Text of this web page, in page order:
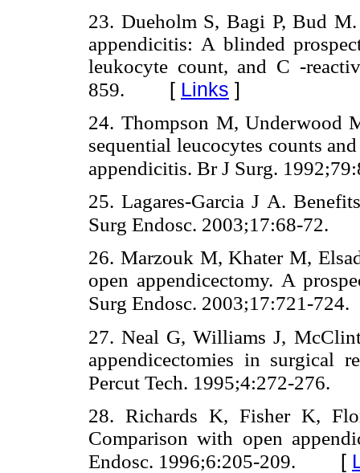
23. Dueholm S, Bagi P, Bud
appendicitis: A blinded
leukocyte count, and C -
859. [ Links ]
24. Thompson M, Underwood
sequential leucocytes counts
appendicitis. Br J Surg.
25. Lagares-Garcia J A.
Surg Endosc. 2003;17:68-72.
26. Marzouk M, Khater M,
open appendicectomy. A
Surg Endosc. 2003;17:721-724.
27. Neal G, Williams J,
appendicectomies in surgical
Percut Tech. 1995;4:272-276.
28. Richards K, Fisher K,
Comparison with open
Endosc. 1996;6:205-209. [